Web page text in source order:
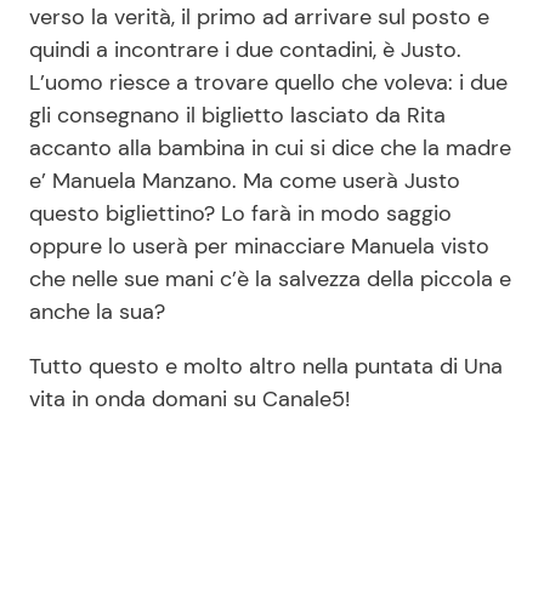
verso la verità, il primo ad arrivare sul posto e
quindi a incontrare i due contadini, è Justo.
L’uomo riesce a trovare quello che voleva: i due
gli consegnano il biglietto lasciato da Rita
accanto alla bambina in cui si dice che la madre
e’ Manuela Manzano. Ma come userà Justo
questo bigliettino? Lo farà in modo saggio
oppure lo userà per minacciare Manuela visto
che nelle sue mani c’è la salvezza della piccola e
anche la sua?
Tutto questo e molto altro nella puntata di Una
vita in onda domani su Canale5!